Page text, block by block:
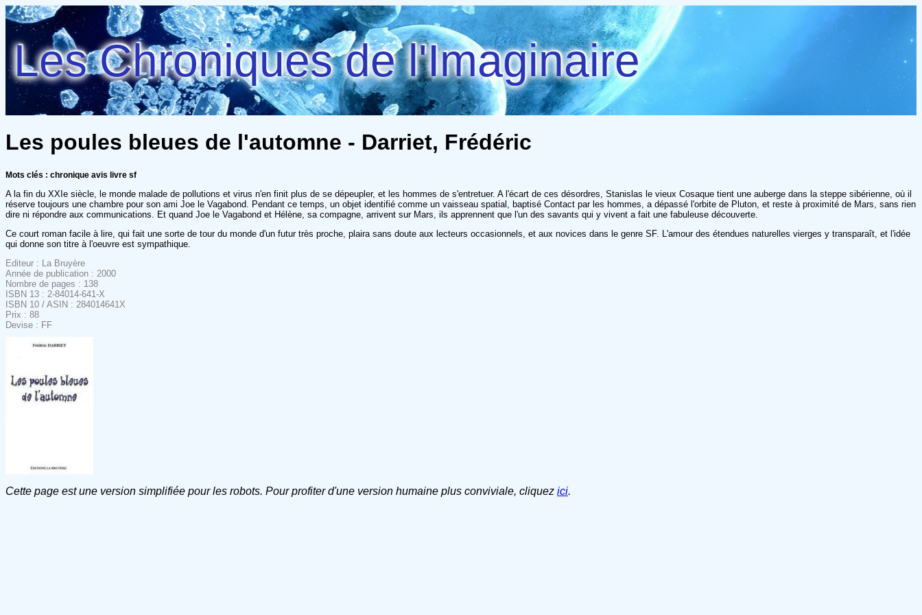
Les Chroniques de l'Imaginaire
Les poules bleues de l'automne - Darriet, Frédéric
Mots clés : chronique avis livre sf
A la fin du XXIe siècle, le monde malade de pollutions et virus n'en finit plus de se dépeupler, et les hommes de s'entretuer. A l'écart de ces désordres, Stanislas le vieux Cosaque tient une auberge dans la steppe sibérienne, où il
réserve toujours une chambre pour son ami Joe le Vagabond. Pendant ce temps, un objet identifié comme un vaisseau spatial, baptisé Contact par les hommes, a dépassé l'orbite de Pluton, et reste à proximité de Mars, sans rien
dire ni répondre aux communications. Et quand Joe le Vagabond et Hélène, sa compagne, arrivent sur Mars, ils apprennent que l'un des savants qui y vivent a fait une fabuleuse découverte.
Ce court roman facile à lire, qui fait une sorte de tour du monde d'un futur très proche, plaira sans doute aux lecteurs occasionnels, et aux novices dans le genre SF. L'amour des étendues naturelles vierges y transparaît, et l'idée
qui donne son titre à l'oeuvre est sympathique.
Editeur : La Bruyère
Année de publication : 2000
Nombre de pages : 138
ISBN 13 : 2-84014-641-X
ISBN 10 / ASIN : 284014641X
Prix : 88
Devise : FF
Cette page est une version simplifiée pour les robots. Pour profiter d'une version humaine plus conviviale, cliquez ici.